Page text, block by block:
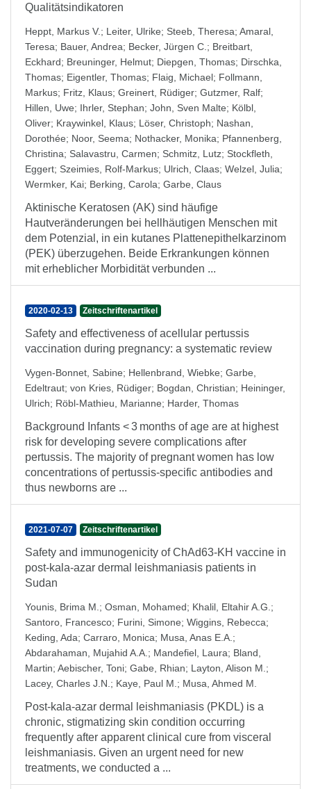
Qualitätsindikatoren
Heppt, Markus V. ; Leiter, Ulrike; Steeb, Theresa; Amaral,
Teresa; Bauer, Andrea; Becker, Jürgen C. ; Breitbart,
Eckhard; Breuninger, Helmut; Diepgen, Thomas; Dirschka,
Thomas; Eigentler, Thomas; Flaig, Michael; Follmann,
Markus; Fritz, Klaus; Greinert, Rüdiger; Gutzmer, Ralf;
Hillen, Uwe; Ihrler, Stephan; John, Sven Malte; Kölbl,
Oliver; Kraywinkel, Klaus; Löser, Christoph; Nashan,
Dorothée; Noor, Seema; Nothacker, Monika; Pfannenberg,
Christina; Salavastru, Carmen; Schmitz, Lutz; Stockfleth,
Eggert; Szeimies, Rolf-Markus; Ulrich, Claas; Welzel, Julia;
Wermker, Kai; Berking, Carola; Garbe, Claus
Aktinische Keratosen (AK) sind häufige
Hautveränderungen bei hellhäutigen Menschen mit
dem Potenzial, in ein kutanes Plattenepithelkarzinom
(PEK) überzugehen. Beide Erkrankungen können
mit erheblicher Morbidität verbunden ...
2020-02-13 Zeitschriftenartikel
Safety and effectiveness of acellular pertussis
vaccination during pregnancy: a systematic review
Vygen-Bonnet, Sabine; Hellenbrand, Wiebke; Garbe,
Edeltraut; von Kries, Rüdiger; Bogdan, Christian; Heininger,
Ulrich; Röbl-Mathieu, Marianne; Harder, Thomas
Background Infants < 3 months of age are at highest
risk for developing severe complications after
pertussis. The majority of pregnant women has low
concentrations of pertussis-specific antibodies and
thus newborns are ...
2021-07-07 Zeitschriftenartikel
Safety and immunogenicity of ChAd63-KH vaccine in
post-kala-azar dermal leishmaniasis patients in
Sudan
Younis, Brima M. ; Osman, Mohamed; Khalil, Eltahir A.G. ;
Santoro, Francesco; Furini, Simone; Wiggins, Rebecca;
Keding, Ada; Carraro, Monica; Musa, Anas E.A. ;
Abdarahaman, Mujahid A.A. ; Mandefiel, Laura; Bland,
Martin; Aebischer, Toni; Gabe, Rhian; Layton, Alison M. ;
Lacey, Charles J.N. ; Kaye, Paul M. ; Musa, Ahmed M.
Post-kala-azar dermal leishmaniasis (PKDL) is a
chronic, stigmatizing skin condition occurring
frequently after apparent clinical cure from visceral
leishmaniasis. Given an urgent need for new
treatments, we conducted a ...